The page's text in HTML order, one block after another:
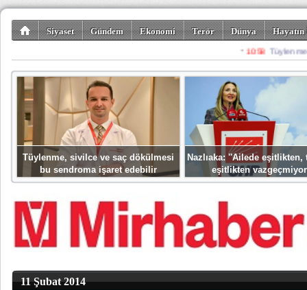
Siyaset Gündem Ekonomi Terör Dünya
Spor Misafir
Tüylenme, sivilce ve saç dökülmesi
bu sendroma işaret edebilir
Nazlıaka: ''Ailede eşitlikten,
eşitlikten
11 Şubat 2014